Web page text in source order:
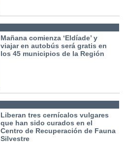
Mañana comienza ‘Eldíade’ y
viajar en autobús será gratis en
los 45 municipios de la Región
Liberan tres cernícalos vulgares
que han sido curados en el
Centro de Recuperación de Fauna
Silvestre